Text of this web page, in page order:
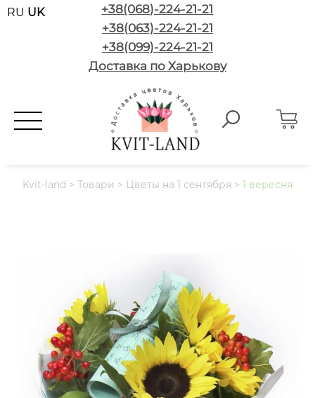
RU UK
+38(068)-224-21-21
+38(063)-224-21-21
+38(099)-224-21-21
Доставка по Харькову
Kvit-land > Товари > Цветы на 1 сентября > 1 вересня